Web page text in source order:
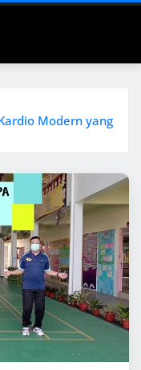
Modern yang